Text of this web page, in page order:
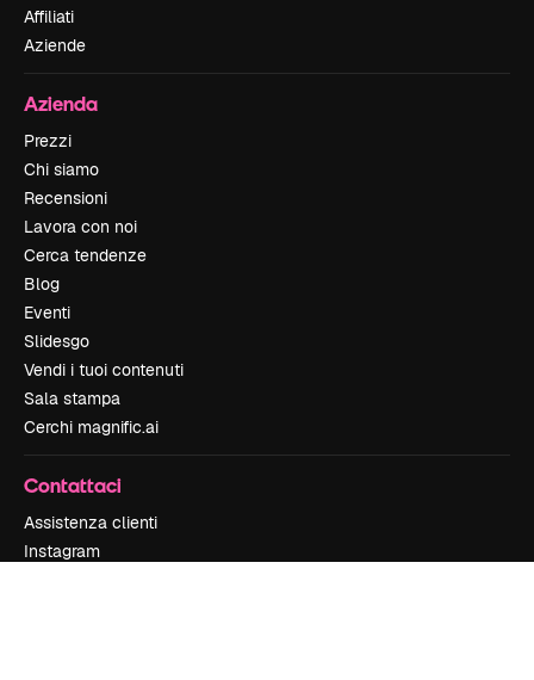
Affiliati
Aziende
Azienda
Prezzi
Chi siamo
Recensioni
Lavora con noi
Cerca tendenze
Blog
Eventi
Slidesgo
Vendi i tuoi contenuti
Sala stampa
Cerchi magnific.ai
Contattaci
Assistenza clienti
Instagram